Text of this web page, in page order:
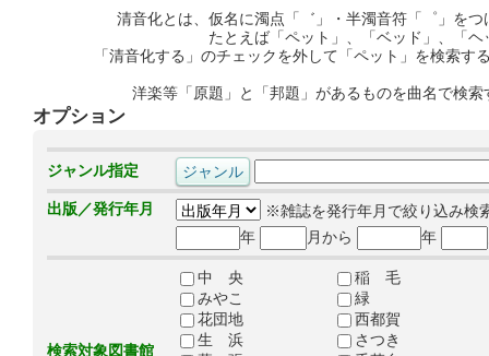
清音化とは、仮名に濁点「゛」・半濁音符「゜」を
たとえば「ペット」、「ベッド」、「
「清音化する」のチェックを外して「ペット」を検索
洋楽等「原題」と「邦題」があるものを曲名で検
オプション
ジャンル指定
出版／発行年月
※雑誌を発行年月で絞り込み検
年
月から 年
検索対象図書館
中 央
稲 毛
みやこ
緑
花団地
西都賀
生 浜
さつき